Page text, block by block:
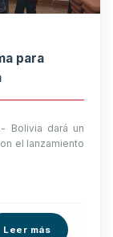
para
Bolivia dará un
el lanzamiento
Leer más